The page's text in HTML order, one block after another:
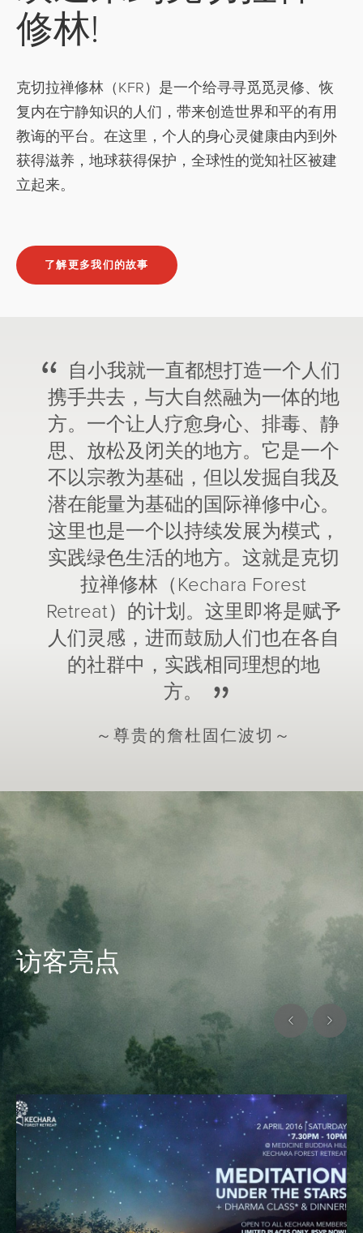
修林!
克切拉禅修林（KFR）是一个给寻寻觅觅灵修、恢
复内在宁静知识的人们，带来创造世界和平的有用
教诲的平台。在这里，个人的身心灵健康由内到外
获得滋养，地球获得保护，全球性的觉知社区被建
立起来。
了解更多我们的故事
自小我就一直都想打造一个人们
携手共去，与大自然融为一体的地
方。一个让人疗愈身心、排毒、静
思、放松及闭关的地方。它是一个
不以宗教为基础，但以发掘自我及
潜在能量为基础的国际禅修中心。
这里也是一个以持续发展为模式，
实践绿色生活的地方。这就是克切
拉禅修林（Kechara Forest
Retreat）的计划。这里即将是赋予
人们灵感，进而鼓励人们也在各自
的社群中，实践相同理想的地
方。
～尊贵的詹杜固仁波切～
访客亮点